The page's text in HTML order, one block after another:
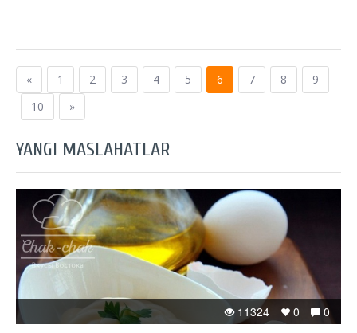
« 1 2 3 4 5 6 7 8
9
10
»
YANGI MASLAHATLAR
0
0
11324